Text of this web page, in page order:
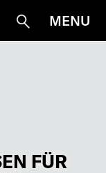
Suche
MENU
FÜR